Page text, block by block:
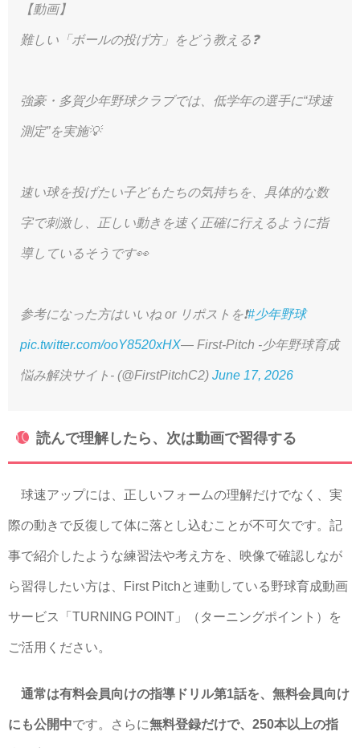
【動画】
難しい「ボールの投げ方」をどう教える❓
強豪・多賀少年野球クラブでは、低学年の選手に“球速
測定”を実施💡
速い球を投げたい子どもたちの気持ちを、具体的な数
字で刺激し、正しい動きを速く正確に行えるように指
導しているそうです👀
参考になった方はいいね or リポストを❗️#少年野球
pic.twitter.com/ooY8520xHX— First-Pitch -少年野球育成
悩み解決サイト- (@FirstPitchC2) June 17, 2026
読んで理解したら、次は動画で習得する
球速アップには、正しいフォームの理解だけでなく、実
際の動きで反復して体に落とし込むことが不可欠です。記
事で紹介したような練習法や考え方を、映像で確認しなが
ら習得したい方は、First Pitchと連動している野球育成動画
サービス「TURNING POINT」（ターニングポイント）を
ご活用ください。
通常は有料会員向けの指導ドリル第1話を、無料会員向け
にも公開中です。さらに無料登録だけで、250本以上の指